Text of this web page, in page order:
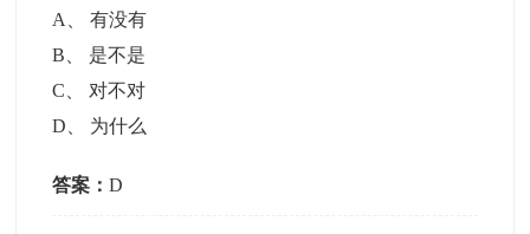
A
、有没有
B
是不是
C
对不对
D
为什么
答案：D